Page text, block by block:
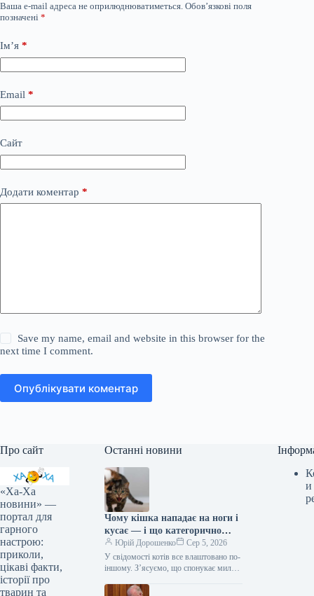
Ваша e-mail адреса не оприлюднюватиметься. Обов’язкові поля
позначені *
Ім’я *
Email *
Сайт
Додати коментар *
Save my name, email and website in this browser for the
next time I comment.
Опублікувати коментар
Про сайт
«Ха-Ха
новини» —
портал для
гарного
настрою:
приколи,
цікаві факти,
історії про
тварин та
Останні новини
Чому кішка нападає на ноги і
кусає — і що категорично
заборонено робити у відповідь
Юрій Дорошенко
Сер 5, 2026
У свідомості котів все влаштовано по-
іншому. З’ясуємо, що спонукає милу
домашнього бешкетника, і як
и